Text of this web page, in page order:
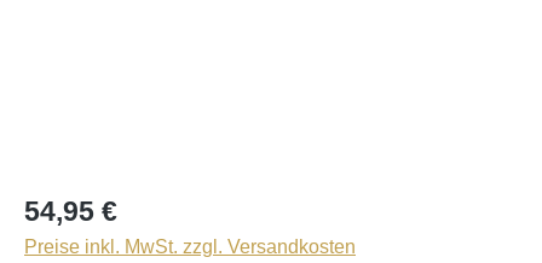
54,95 €
Preise inkl. MwSt. zzgl. Versandkosten